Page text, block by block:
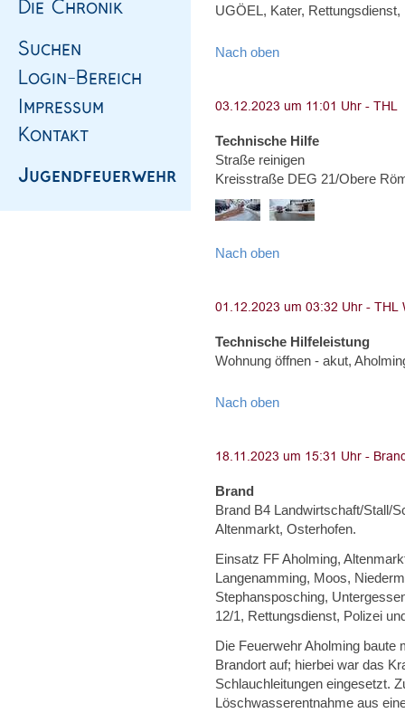
UGÖEL, Kater,
Nach oben
Technische Hilfe
Straße reinigen
Kreisstraße DEG 21/Obere
Nach oben
Technische Hilfeleistung
Wohnung öffnen - akut,
Nach oben
Brand
Brand B4 Landwirtschaft/Stall/
Altenmarkt, Osterhofen.
Einsatz FF Aholming,
Langenamming, Moos,
Stephansposching,
12/1, Rettungsdienst, Polizei
Die Feuerwehr Aholming baute
Brandort auf; hierbei war das
Schlauchleitungen eingesetzt.
Löschwasserentnahme aus